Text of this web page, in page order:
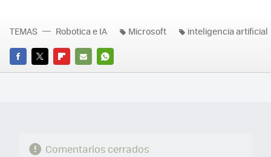
FACEBOOK
TWITTERFLIPBOARD
E-
WHATSAPP
TEMAS Robotica e IA Microsoft inteligencia artificial
Comentarios cerrados